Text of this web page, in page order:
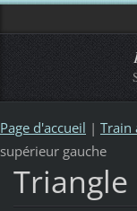
Page d'accueil | Train
supérieur gauche